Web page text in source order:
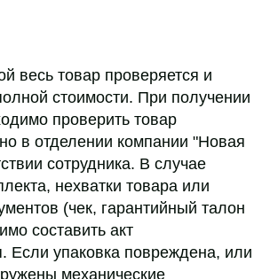
весь товар проверяется и
стоимости. При получении
проверить товар
в отделении компании "Новая
сотрудника. В случае
нехватки товара или
(чек, гарантийный талон
составить акт
Если упаковка повреждена, или
механические